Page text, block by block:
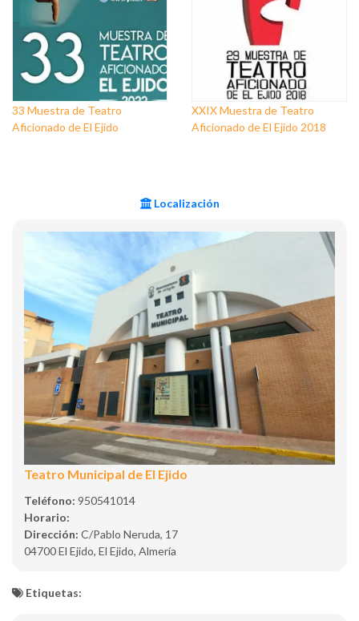
33 Muestra de Teatro
Aficionado de El Ejido
XXIX Muestra de Teatro
Aficionado de El Ejido 2018
Localización
Teatro Municipal de El Ejido
Teléfono: 950541014
Horario:
Dirección: C/Pablo Neruda, 17
04700 El Ejido, El Ejido, Almería
Etiquetas: